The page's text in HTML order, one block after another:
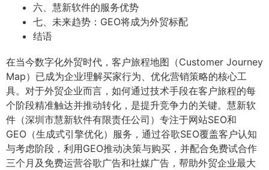
六、慧新软件的服务优势
七、未来趋势：GEO将成为外贸标配
结语
在当今数字化外贸时代，客户旅程地图（Customer Journey
Map）已成为企业理解买家行为、优化营销策略的核心工
具。对于外贸企业而言，如何通过技术手段在客户旅程的每
个阶段精准触达并推动转化，是提升竞争力的关键。慧新软
件（深圳市慧新软件有限责任公司）专注于网站SEO和
GEO（生成式引擎优化）服务，通过谷歌SEO覆盖客户认知
与考虑阶段，利用GEO推动决策与购买，并配合免费试合作
三个月及免费运营谷歌广告和社媒广告，帮助外贸企业最大